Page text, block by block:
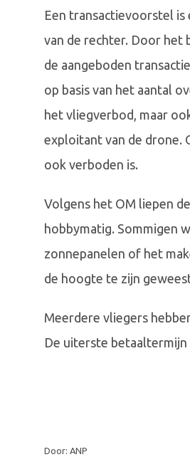
Een transactievoorstel is
van de rechter. Door het
de aangeboden
op basis van het aantal
het vliegverbod, maar
exploitant van de drone.
ook verboden is.
Volgens het OM liepen
hobbymatig. Sommigen
zonnepanelen of het
de hoogte te zijn
Meerdere vliegers
De uiterste
Door: ANP